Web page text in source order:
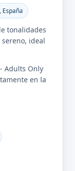
España
tonalidades
ideal
Adults Only
en la